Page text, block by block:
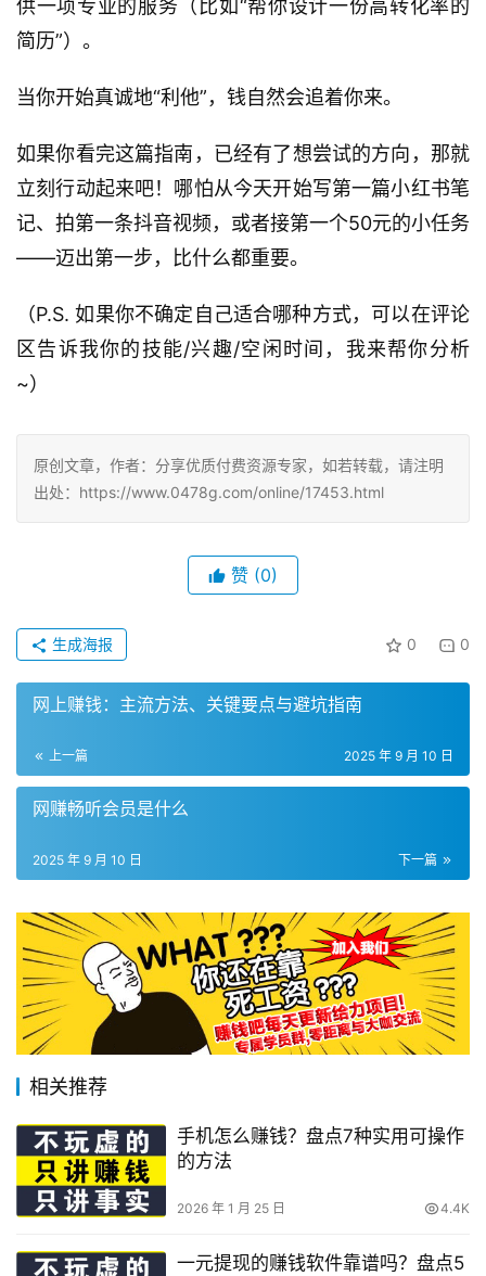
供一项专业的服务（比如“帮你设计一份高转化率的
简历”）。
当你开始真诚地“利他”，钱自然会追着你来。
如果你看完这篇指南，已经有了想尝试的方向，那就
立刻行动起来吧！哪怕从今天开始写第一篇小红书笔
记、拍第一条抖音视频，或者接第一个50元的小任务
——迈出第一步，比什么都重要。
（P.S. 如果你不确定自己适合哪种方式，可以在评论
区告诉我你的技能/兴趣/空闲时间，我来帮你分析
~）
原创文章，作者：分享优质付费资源专家，如若转载，请注明
出处：https://www.0478g.com/online/17453.html
赞 (0)
0 0
生成海报
网上赚钱：主流方法、关键要点与避坑指南
上一篇 2025 年 9 月 10 日
网赚畅听会员是什么
下一篇
2025 年 9 月 10 日
相关推荐
手机怎么赚钱？盘点7种实用可操作
的方法
2026 年 1 月 25 日 4.4K
一元提现的赚钱软件靠谱吗？盘点5